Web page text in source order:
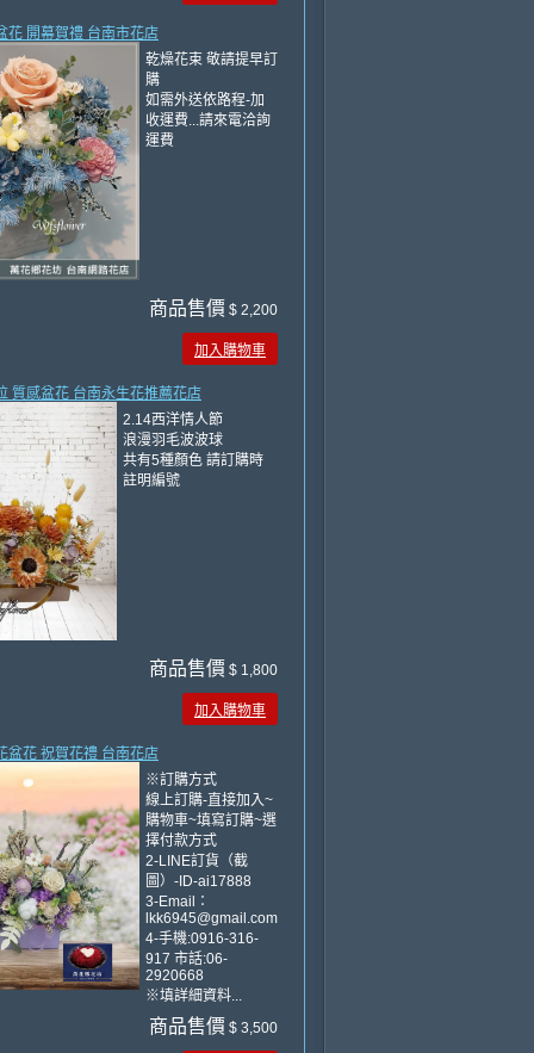
花 開幕賀禮 台南市花店
乾燥花束 敬請提早訂
購
如需外送依路程-加
收運費...請來電洽詢
運費
商品售價 $ 2,200
加入購物車
質感盆花 台南永生花推薦花店
2.14西洋情人節
浪漫羽毛波波球
共有5種顏色 請訂購時
註明編號
商品售價 $ 1,800
加入購物車
盆花 祝賀花禮 台南花店
※訂購方式
線上訂購-直接加入~
購物車~填寫訂購~選
擇付款方式
2-LINE訂貨（截
圖）-ID-ai17888
3-Email：
lkk6945@gmail.com
4-手機:0916-316-
917 市話:06-
2920668
※填詳細資料...
商品售價 $ 3,500